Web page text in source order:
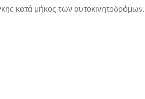
κατά μήκος των αυτοκινητοδρόμων.